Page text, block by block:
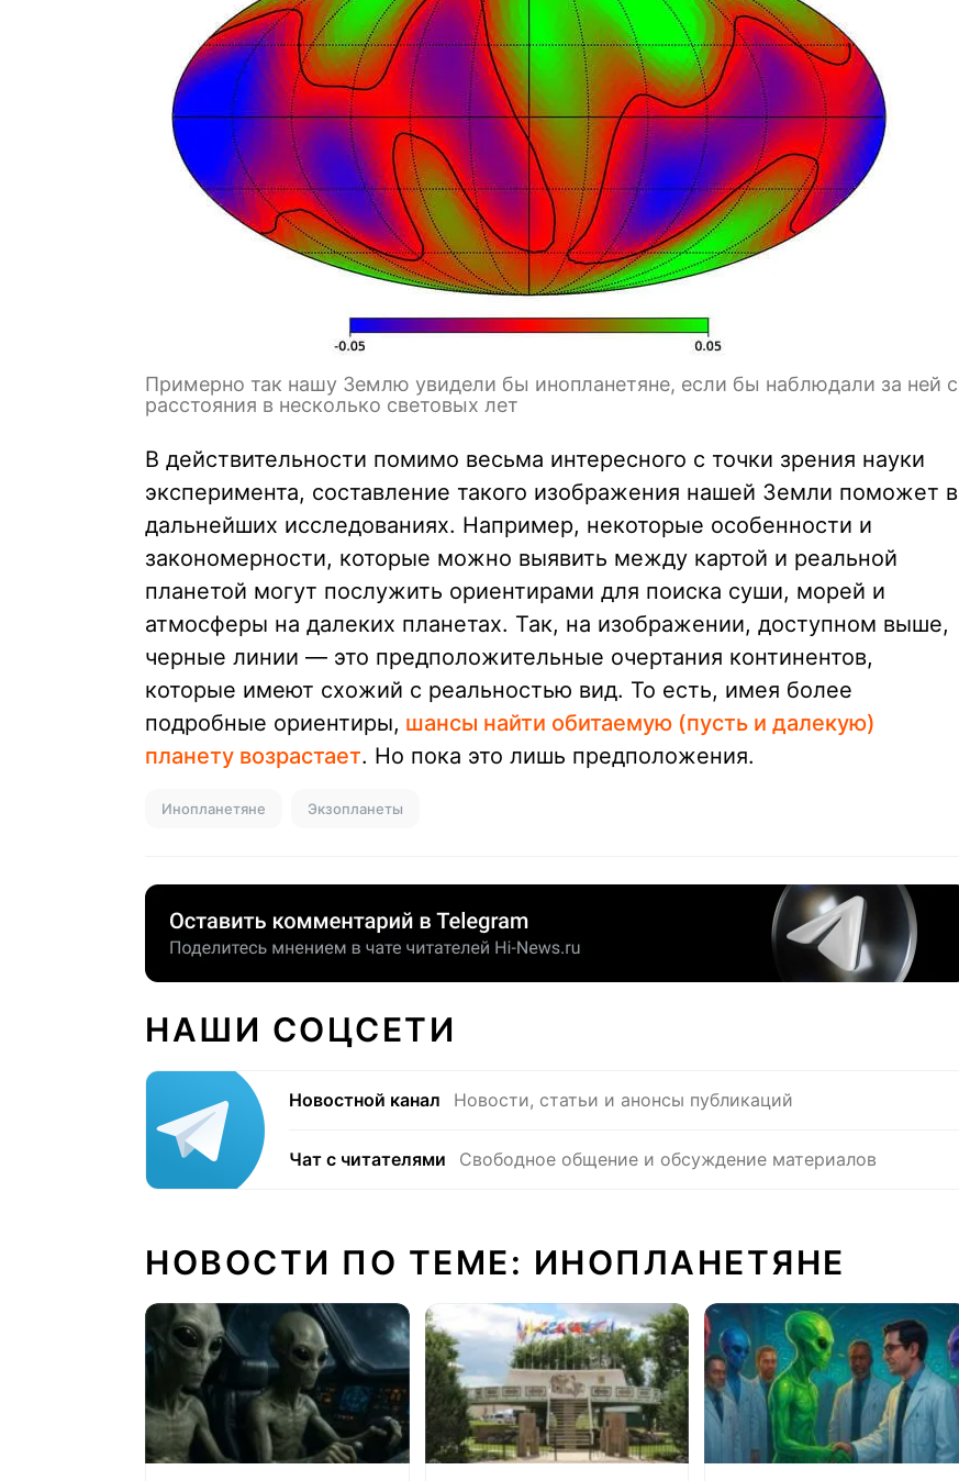
Примерно так нашу Землю увидели бы инопланетяне, если бы наблюдали за ней с
расстояния в несколько световых лет
В действительности помимо весьма интересного с точки зрения науки
эксперимента, составление такого изображения нашей Земли поможет в
дальнейших исследованиях. Например, некоторые особенности и
закономерности, которые можно выявить между картой и реальной
планетой могут послужить ориентирами для поиска суши, морей и
атмосферы на далеких планетах. Так, на изображении, доступном выше,
черные линии — это предположительные очертания континентов,
которые имеют схожий с реальностью вид. То есть, имея более
подробные ориентиры, шансы найти обитаемую (пусть и далекую)
планету возрастает. Но пока это лишь предположения.
Инопланетяне Экзопланеты
НАШИ СОЦСЕТИ
Новостной канал Новости, статьи и анонсы публикаций
Чат с читателями Свободное общение и обсуждение материалов
НОВОСТИ ПО ТЕМЕ: ИНОПЛАНЕТЯНЕ